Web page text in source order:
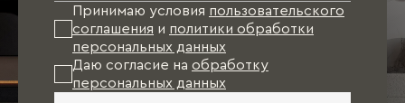
Принимаю условия пользовательского
соглашения и политики обработки
персональных данных
Даю согласие на обработку
персональных данных